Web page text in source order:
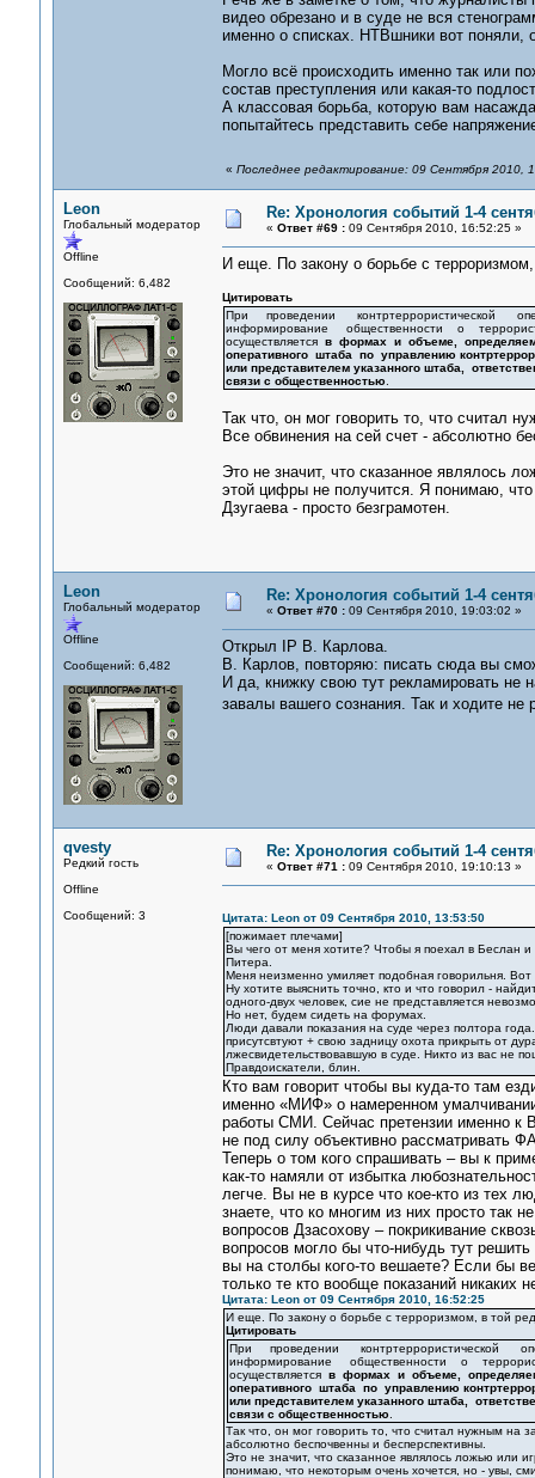
видео обрезано и в суде не вся
именно о списках. НТВшники вот поняли,
Могло всё происходить именно так или
состав преступления или какая-то
А классовая борьба, которую вам
попытайтесь представить себе
« Последнее редактирование: 09 Сентября 2010,
Leon
Глобальный модератор
Offline
Сообщений: 6,482
Re: Хронология событий 1-4
« Ответ #69 :09 Сентября 2010, 16:52:25 »
И еще. По закону о борьбе с
Цитировать
При проведении контртеррористической
информирование общественности о
осуществляется в формах и объеме,
оперативного штаба по управлению
или представителем указанного штаба,
связи с общественностью.
Так что, он мог говорить то, что считал
Все обвинения на сей счет - абсолютно
Это не значит, что сказанное являлось
этой цифры не получится. Я понимаю,
Дзугаева - просто безграмотен.
Leon
Глобальный модератор
Offline
Сообщений: 6,482
Re: Хронология событий 1-4
« Ответ #70 :09 Сентября 2010, 19:03:02 »
Открыл IP В. Карлова.
В. Карлов, повторяю: писать сюда вы
И да, книжку свою тут рекламировать
завалы вашего сознания. Так и ходите не
qvesty
Редкий гость
Offline
Сообщений: 3
Re: Хронология событий 1-4
« Ответ #71 :09 Сентября 2010, 19:10:13 »
Цитата: Leon от 09 Сентября 2010, 13:53:50
[пожимает плечами]
Вы чего от меня хотите? Чтобы я поехал в Беслан
Питера.
Меня неизменно умиляет подобная говорильня.
Ну хотите выяснить точно, кто и что говорил -
одного-двух человек, сие не представляется
Но нет, будем сидеть на форумах.
Люди давали показания на суде через полтора
присутсвтуют + свою задницу охота прикрыть от
лжесвидетельствовавшую в суде. Никто из вас не
Правдоискатели, блин.
Кто вам говорит чтобы вы куда-то там
именно «МИФ» о намеренном
работы СМИ. Сейчас претензии именно к
не под силу объективно рассматривать
Теперь о том кого спрашивать – вы к
как-то намяли от избытка
легче. Вы не в курсе что кое-кто из тех
знаете, что ко многим из них просто так
вопросов Дзасохову – покрикивание
вопросов могло бы что-нибудь тут
вы на столбы кого-то вешаете? Если бы
только те кто вообще показаний
Цитата: Leon от 09 Сентября 2010, 16:52:25
И еще. По закону о борьбе с терроризмом, в той
Цитировать
При проведении контртеррористической
информирование общественности о
осуществляется в формах и объеме,
оперативного штаба по управлению
или представителем указанного штаба,
связи с общественностью.
Так что, он мог говорить то, что считал нужным на
абсолютно беспочвенны и бесперспективны.
Это не значит, что сказанное являлось ложью или
понимаю, что некоторым очень хочется, но - увы,